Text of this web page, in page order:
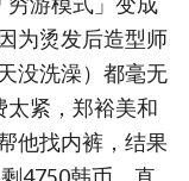
为烫发后造型师
没洗澡）都毫无
太紧，郑裕美和
他找内裤，结果